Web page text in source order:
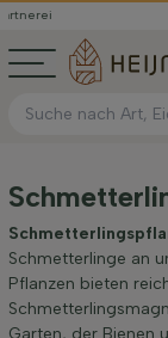
Schmetterlinge an
Pflanzen bieten
Garten, der Bienen